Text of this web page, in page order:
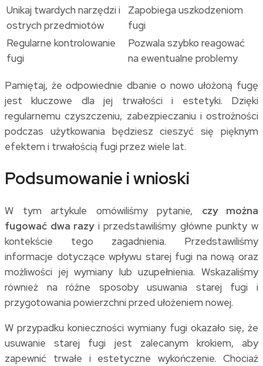
Unikaj twardych narzędzi i
ostrych przedmiotów
Zapobiega uszkodzeniom
fugi
Regularne kontrolowanie
fugi
Pozwala szybko reagować
na ewentualne problemy
Pamiętaj, że odpowiednie dbanie o nowo ułożoną fugę
jest kluczowe dla jej trwałości i estetyki. Dzięki
regularnemu czyszczeniu, zabezpieczaniu i ostrożności
podczas użytkowania będziesz cieszyć się pięknym
efektem i trwałością fugi przez wiele lat.
Podsumowanie i wnioski
W tym artykule omówiliśmy pytanie, czy można
fugować dwa razyi przedstawiliśmy główne punkty w
kontekście tego zagadnienia. Przedstawiliśmy
informacje dotyczące wpływu starej fugi na nową oraz
możliwości jej wymiany lub uzupełnienia. Wskazaliśmy
również na różne sposoby usuwania starej fugi i
przygotowania powierzchni przed ułożeniem nowej.
W przypadku konieczności wymiany fugi okazało się, że
usuwanie starej fugi jest zalecanym krokiem, aby
zapewnić trwałe i estetyczne wykończenie. Chociaż